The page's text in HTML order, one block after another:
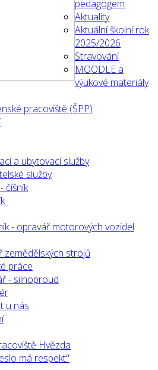
pedagogem
Aktuality
Aktuální školní rok
2025/2026
Stravování
MOODLE a
výukové materiály
pracoviště (ŠPP)
a ubytovací služby
služby
číšník
- opravář motorových vozidel
zemědělských strojů
práce
- silnoproud
u nás
Hvězda
má respekt"